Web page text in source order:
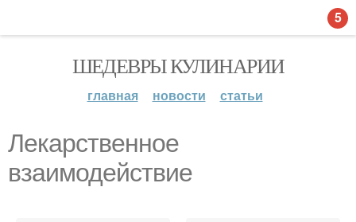
ШЕДЕВРЫ КУЛИНАРИИ
главная новости статьи
Лекарственное
взаимодействие
5